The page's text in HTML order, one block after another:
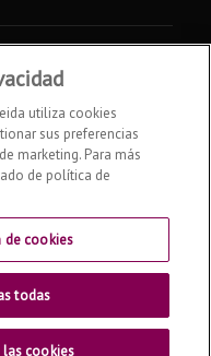
utiliza cookies
sus preferencias
marketing. Para más
de política de
de cookies
todas
cookies